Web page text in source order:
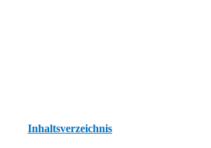
Inhaltsverzeichnis